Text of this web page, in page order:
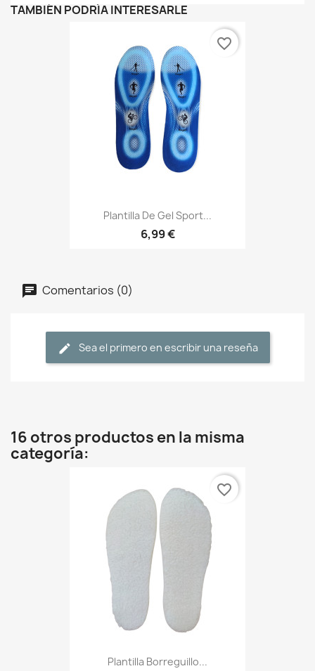
TAMBIÉN PODRÍA INTERESARLE
Plantilla De Gel Sport...
6,99 €
favorite_border
Comentarios (0)
Sea el primero en escribir una reseña
16 otros productos en la misma
categoría:
Plantilla Borreguillo...
favorite_border